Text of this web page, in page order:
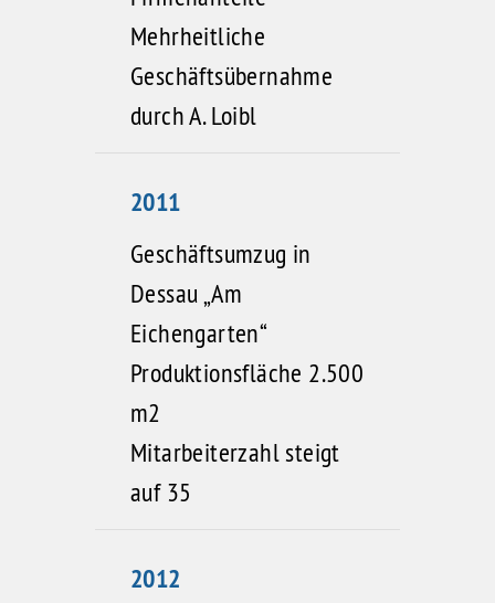
Mehrheitliche
Geschäftsübernahme
durch A. Loibl
2011
Geschäftsumzug in
Dessau „Am
Eichengarten“
Produktionsfläche 2.500
m2
Mitarbeiterzahl steigt
auf 35
2012